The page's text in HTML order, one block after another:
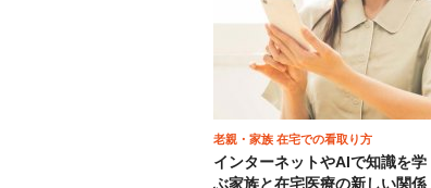
老親・家族 在宅での看取り方
インターネットやAIで知識を学
ぶ家族と在宅医療の新しい関係